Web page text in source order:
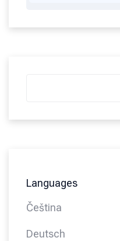
Languages
Čeština
Deutsch